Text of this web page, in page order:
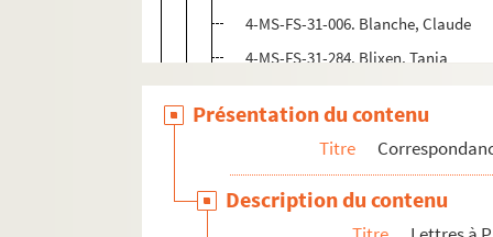
4-MS-FS-31-006. Blanche, Claude
4-MS-FS-31-284. Blixen, Tania
8-MS-FS-31-072. Boisdeffre, Pierre
4-MS-FS-31-271. Bokanowski,
8-MS-FS-31-076. Bourdet, Denise
8-MS-FS-31-087. Bousquet, Marie-
8-MS-FS-31-102. Brandreth, Jim
Présentation du contenu
Titre
Description du contenu